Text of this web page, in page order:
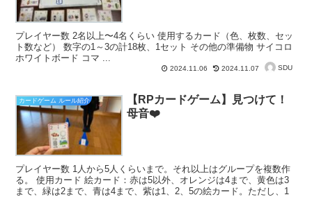
プレイヤー数 2名以上〜4名くらい 使用するカード（色、枚数、セッ
ト数など） 数字の1～3の計18枚、1セット その他の準備物 サイコロ
ホワイトボード コマ ...
2024.11.06 2024.11.07 SDU
カードゲーム ルール紹介
【RPカードゲーム】見つけて！
母音❤️
プレイヤー数 1人から5人くらいまで。それ以上はグループを複数作
る。 使用カード 絵カード：赤は5以外、オレンジは4まで、黄色は3
まで、緑は2まで、青は4まで、紫は1、2、5の絵カード。ただし、1